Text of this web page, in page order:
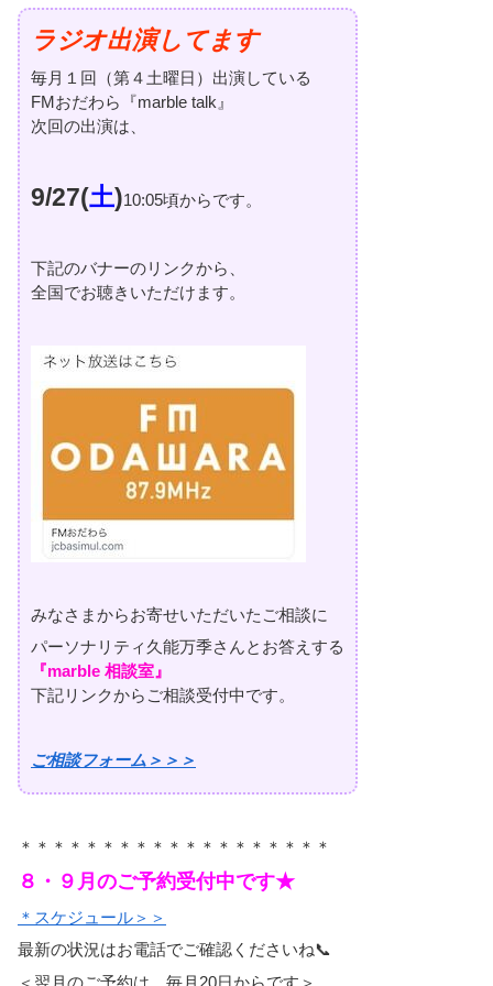
ラジオ出演してます
毎月１回（第４土曜日）出演している
FMおだわら『marble talk』
次回の出演は、
9/27(土)10:05頃からです。
下記のバナーのリンクから、
全国でお聴きいただけます。
みなさまからお寄せいただいたご相談に
パーソナリティ久能万季さんとお答えする
『marble 相談室』
下記リンクからご相談受付中です。
ご相談フォーム＞＞＞
＊＊＊＊＊＊＊＊＊＊＊＊＊＊＊＊＊＊＊
８・９月のご予約受付中です★
＊スケジュール＞＞
最新の状況はお電話でご確認くださいね📞
＜翌月のご予約は、毎月20日からです＞